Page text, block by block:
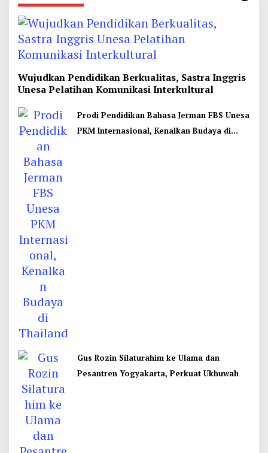
Wujudkan Pendidikan Berkualitas, Sastra Inggris
Unesa Pelatihan Komunikasi Interkultural
Prodi Pendidikan Bahasa Jerman FBS Unesa
PKM Internasional, Kenalkan Budaya di
Gus Rozin Silaturahim ke Ulama dan
Pesantren Yogyakarta, Perkuat Ukhuwah